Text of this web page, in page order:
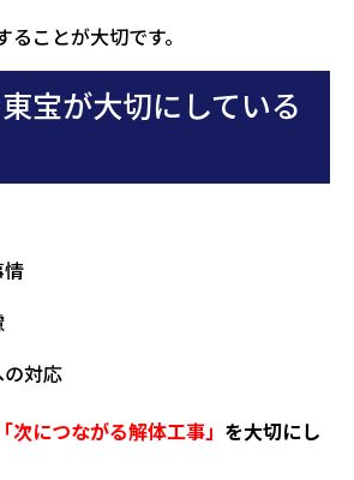
ことが大切です。
宝が大切にしている
対応
「次につながる解体工事」 を大切にし